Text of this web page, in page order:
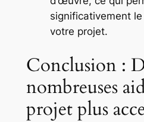
significativement
votre projet.
Conclusion :
nombreuses
projet plus